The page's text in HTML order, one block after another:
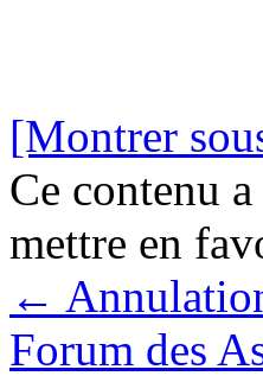
[Montrer
Ce contenu
mettre en
←
Forum des